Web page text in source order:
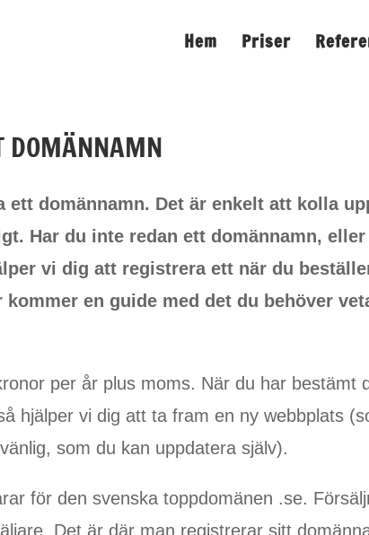
Hem Priser
DOMÄNNAMN
ett domännamn. Det är enkelt att kolla
Har du inte redan ett domännamn, eller
vi dig att registrera ett när du
kommer en guide med det du behöver
per år plus moms. När du har bestämt
hjälper vi dig att ta fram en ny webbplats
som du kan uppdatera själv).
för den svenska toppdomänen .se.
Det är där man registrerar sitt